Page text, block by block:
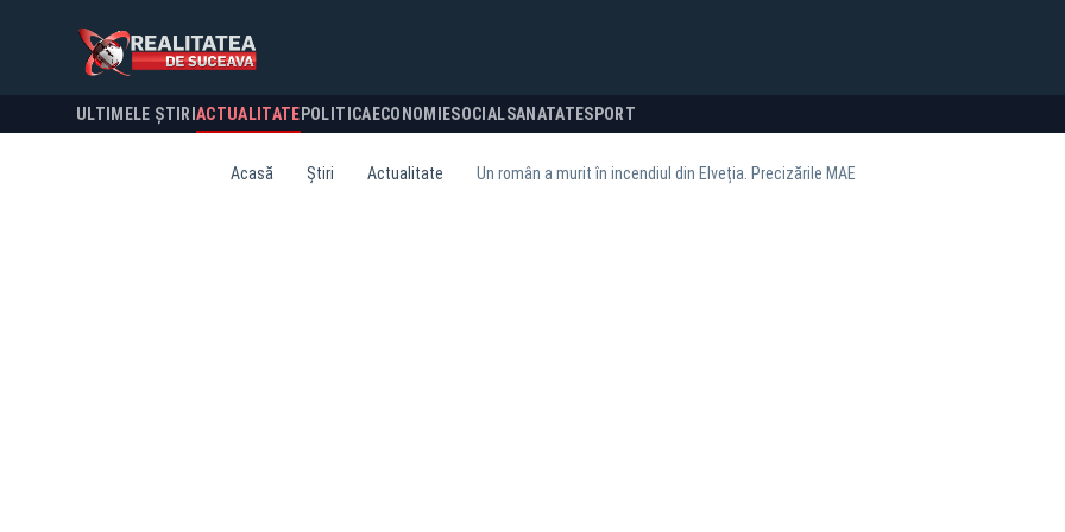
ULTIMELE ȘTIRI ACTUALITATE POLITICA ECONOMIESOCIALSANATATESPORT
Acasă Știri Actualitate Un român a murit în incendiul din Elveția. Precizările MAE